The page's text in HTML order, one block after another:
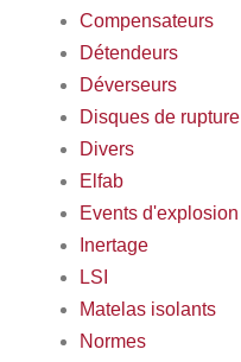
Compensateurs
Détendeurs
Déverseurs
Disques de rupture
Divers
Elfab
Events d'explosion
Inertage
LSI
Matelas isolants
Normes